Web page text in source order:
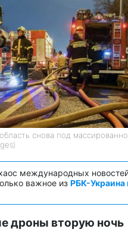
снова под
международных
важное из РБК-Украина
дроны вторую ночь